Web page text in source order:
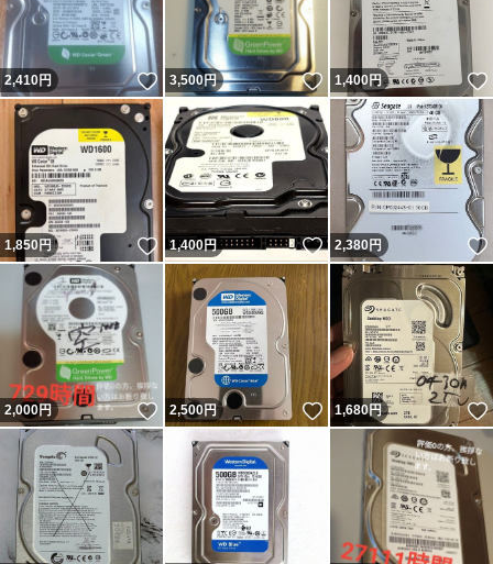
2,410円 いいね！
3,500円 いいね！
1,400円
1,850円 いいね！
1,400円 いいね！
2,380円
2,000円 いいね！
2,500円 いいね！
1,680円